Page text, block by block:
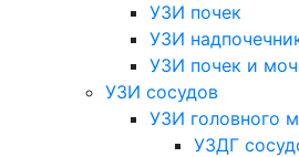
УЗИ почек
УЗИ
УЗИ почек и
УЗИ сосудов
УЗИ головного
УЗДГ